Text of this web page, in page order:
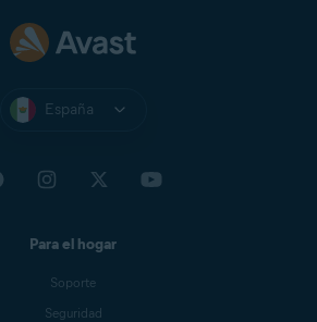
España
Para el hogar
Soporte
Seguridad